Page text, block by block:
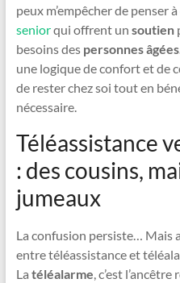
peux m’empêcher de penser
seniorqui offrent un soutien
besoins des personnes âgées
une logique de confort et de
de rester chez soi tout en
nécessaire.
Téléassistance
: des cousins,
jumeaux
La confusion persiste… Mais
entre téléassistance et
La téléalarme, c’est